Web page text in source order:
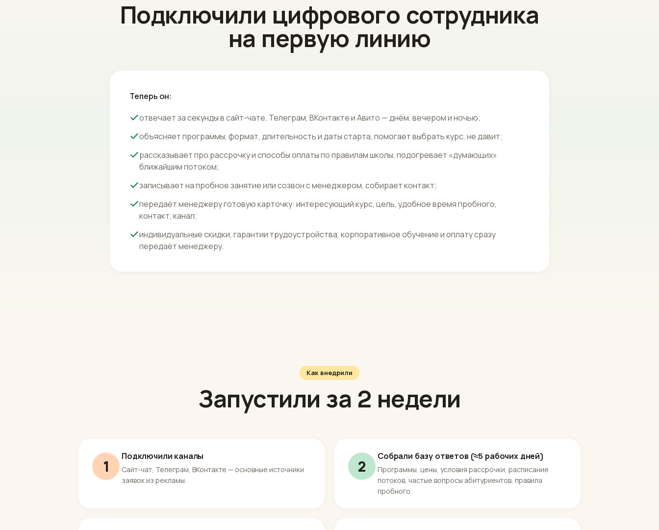
Подключили цифрового сотрудника
на первую линию
Теперь он:
отвечает за секунды в сайт-чате, Телеграм, ВКонтакте и Авито — днём, вечером и ночью;
объясняет программы, формат, длительность и даты старта, помогает выбрать курс, не давит;
рассказывает про рассрочку и способы оплаты по правилам школы, подогревает «думающих»
ближайшим потоком;
записывает на пробное занятие или созвон с менеджером, собирает контакт;
передаёт менеджеру готовую карточку: интересующий курс, цель, удобное время пробного,
контакт, канал;
индивидуальные скидки, гарантии трудоустройства, корпоративное обучение и оплату сразу
передаёт менеджеру.
Как внедрили
Запустили за 2 недели
1
Подключили каналы
Сайт-чат, Телеграм, ВКонтакте — основные источники
заявок из рекламы.
2
Собрали базу ответов (≈5 рабочих дней)
Программы, цены, условия рассрочки, расписание
потоков, частые вопросы абитуриентов, правила
пробного.